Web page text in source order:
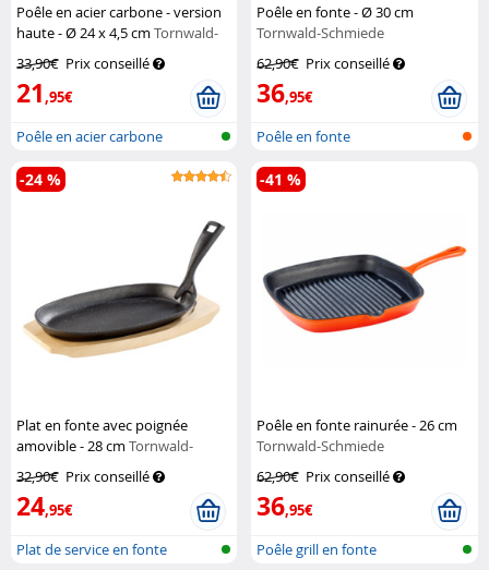
Poêle en acier carbone - version
haute - Ø 24 x 4,5 cm Tornwald-
33,90€ Prix conseillé
21,95€
Poêle en acier carbone
Poêle en fonte - Ø 30 cm
Tornwald-Schmiede
62,90€ Prix conseillé
36,95€
Poêle en fonte
Plat en fonte avec poignée
amovible - 28 cm Tornwald-
32,90€ Prix conseillé
24,95€
-24 %
Plat de service en fonte
Poêle en fonte rainurée - 26 cm
Tornwald-Schmiede
62,90€ Prix conseillé
36,95€
-41 %
Poêle grill en fonte